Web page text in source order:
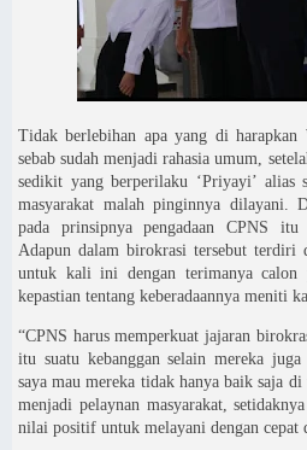
Tidak berlebihan apa yang di harapkan
sebab sudah menjadi rahasia umum,
sedikit yang berperilaku ‘Priyayi’ alias
masyarakat malah pinginnya dilayani.
pada prinsipnya pengadaan CPNS itu
Adapun dalam birokrasi tersebut terdiri
untuk kali ini dengan terimanya calon
kepastian tentang keberadaannya meniti
“CPNS harus memperkuat jajaran
itu suatu kebanggan selain mereka
saya mau mereka tidak hanya baik saja
menjadi pelaynan masyarakat,
nilai positif untuk melayani dengan cepat